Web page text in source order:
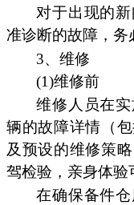
对于出现的
准诊断的故障，务
3、维修
(1)维修前
维修人员在
辆的故障详情（
及预设的维修策
驾检验，亲身体验
在确保备件